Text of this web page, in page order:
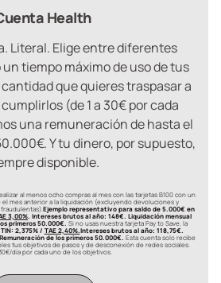
Health
Literal. Elige entre diferentes
tiempo máximo de uso de tus
que quieres traspasar a
(de 1 a 30€ por cada
una remuneración de hasta el
Y tu dinero, por supuesto,
disponible.
al menos ocho compras al mes con las tarjetas B100 con un
mes anterior a la liquidación (excluyendo devoluciones y
Ejemplo representativo para saldo de 5.000€ en
3,00% . Intereses brutos al año: 148€. Liquidación mensual
primeros 50.000€. Si no usas nuestra tarjeta Pay to Save, la
TIN: 2,375% / TAE 2,40%. Intereses brutos al año: 118,75€.
de los primeros 50.000€. Esta cuenta solo recibe
tus objetivos de pasos y de desconexión de redes sociales.
día por cada uno de los objetivos.